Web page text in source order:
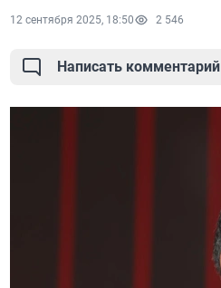
12 сентября 2025, 18:50 2 546
Написать комментарий